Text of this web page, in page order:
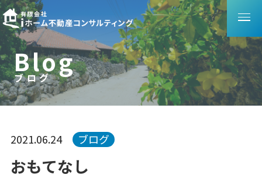
Blog
ブログ
ブログ
おもてなし
2021.06.24 ブログ